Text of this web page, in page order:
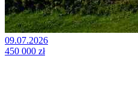
09.07.2026
450 000 zł